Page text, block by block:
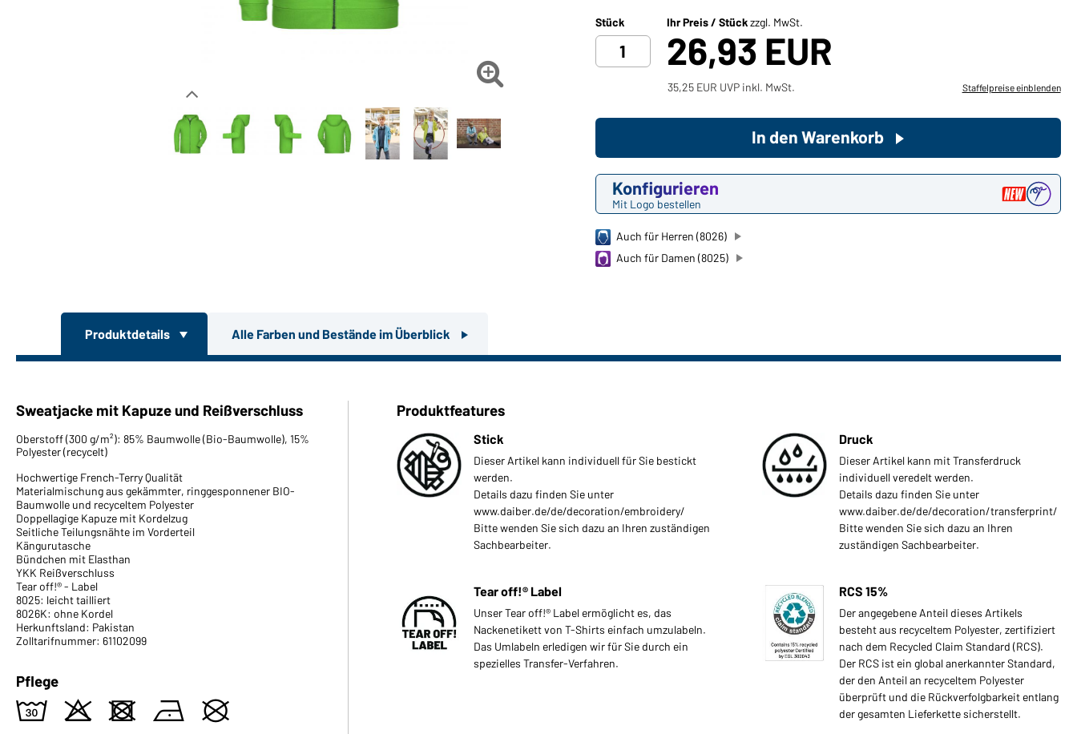
Sie möchten gerne für Ihren
privaten Bedarf einkaufen?
Hier geht's zu unserem

Stück Ihr Preis / Stückzzgl. MwSt.
26,93 EUR
35,25 EUR UVP inkl. MwSt. Staffelpreise einblenden
Konfigurieren
Mit Logo bestellen
In den Warenkorb
Auch für Herren (8026)
Auch für Damen (8025)
Produktdetails Alle Farben und Bestände im Überblick
Sweatjacke mit Kapuze und Reißverschluss
Oberstoff (300 g/m²): 85% Baumwolle (Bio-Baumwolle), 15%
Polyester (recycelt)
Hochwertige French-Terry Qualität
Materialmischung aus gekämmter, ringgesponnener BIO-
Baumwolle und recyceltem Polyester
Doppellagige Kapuze mit Kordelzug
Seitliche Teilungsnähte im Vorderteil
Kängurutasche
Bündchen mit Elasthan
YKK Reißverschluss
Tear off!® - Label
8025: leicht tailliert
8026K: ohne Kordel
Herkunftsland: Pakistan
Zolltarifnummer: 61102099
Pflege
w o d n U
Produktfeatures
Stick
Dieser Artikel kann individuell für Sie bestickt
werden.
Details dazu finden Sie unter
www.daiber.de/de/decoration/embroidery/
Bitte wenden Sie sich dazu an Ihren zuständigen
Sachbearbeiter.
Druck
Dieser Artikel kann mit Transferdruck
individuell veredelt werden.
Details dazu finden Sie unter
www.daiber.de/de/decoration/transferprint/
Bitte wenden Sie sich dazu an Ihren
zuständigen Sachbearbeiter.
Tear off!® Label
Unser Tear off!® Label ermöglicht es, das
Nackenetikett von T-Shirts einfach umzulabeln.
Das Umlabeln erledigen wir für Sie durch ein
spezielles Transfer-Verfahren.
RCS 15%
Der angegebene Anteil dieses Artikels
besteht aus recyceltem Polyester, zertifiziert
nach dem Recycled Claim Standard (RCS).
Der RCS ist ein global anerkannter Standard,
der den Anteil an recyceltem Polyester
überprüft und die Rückverfolgbarkeit entlang
der gesamten Lieferkette sicherstellt.